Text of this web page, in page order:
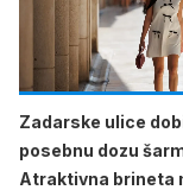
Zadarske ulice
posebnu dozu
Atraktivna brineta